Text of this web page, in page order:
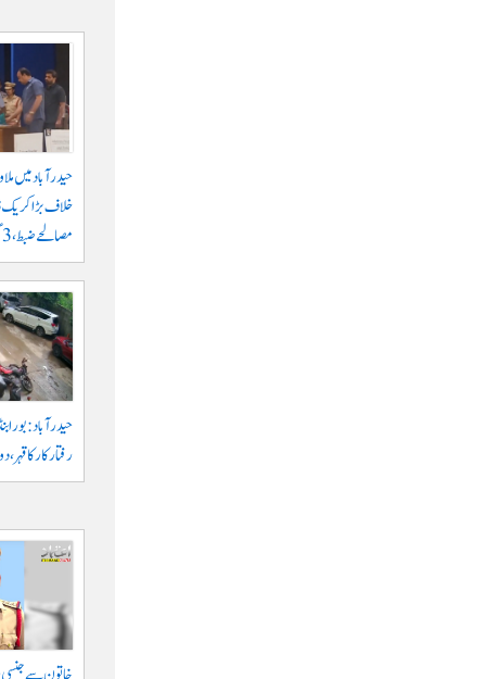
حیدرآباد میں
مصالحے ضبط، 3 گرفتار
حیدرآباد:
رفتار کار کا